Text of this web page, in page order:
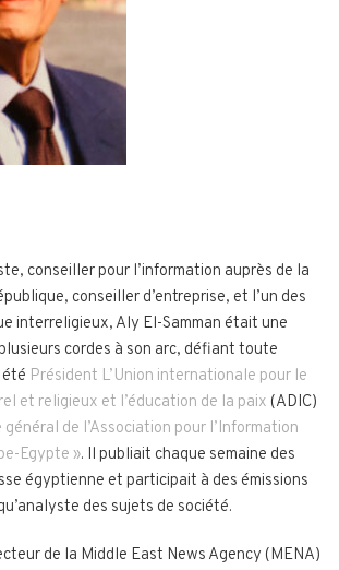
conseiller pour l’information auprès de la
conseiller d’entreprise, et l’un des
interreligieux, Aly El-Samman était une
cordes à son arc, défiant toute
Président L’Union internationale pour le
et religieux et l’éducation de la paix (ADIC)
général de l’Association pour l’Information
Egypte ». Il publiait chaque semaine des
égyptienne et participait à des émissions
des sujets de société.
de la Middle East News Agency (MENA)